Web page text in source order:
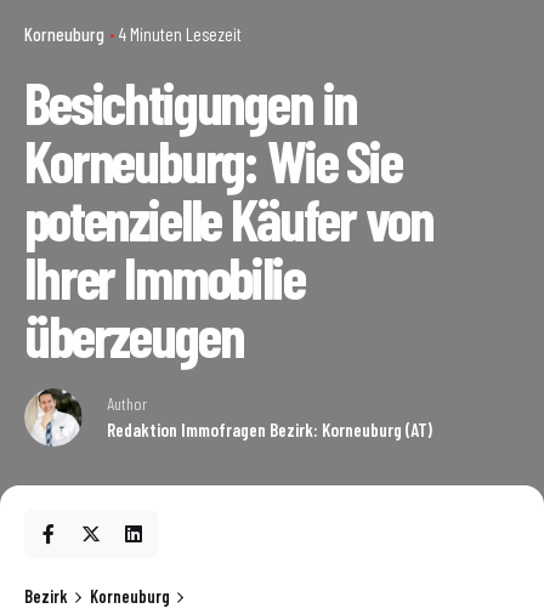
Korneuburg 4 Minuten Lesezeit
Besichtigungen in
Korneuburg: Wie Sie
potenzielle Käufer von
Ihrer Immobilie
überzeugen
Author
Redaktion Immofragen Bezirk: Korneuburg (AT)
Bezirk
Korneuburg